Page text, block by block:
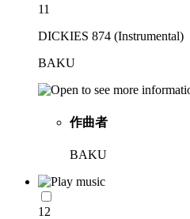
11
DICKIES 874 (Instrumental)
BAKU
作曲者
BAKU
12